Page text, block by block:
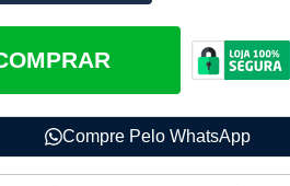
Compre Pelo WhatsApp